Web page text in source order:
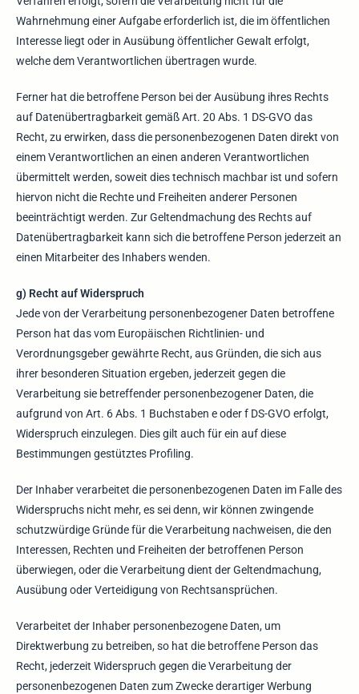
Wahrnehmung einer Aufgabe erforderlich ist, die im öffentlichen
Interesse liegt oder in Ausübung öffentlicher Gewalt erfolgt,
welche dem Verantwortlichen übertragen wurde.
Ferner hat die betroffene Person bei der Ausübung ihres Rechts
auf Datenübertragbarkeit gemäß Art. 20 Abs. 1 DS-GVO das
Recht, zu erwirken, dass die personenbezogenen Daten direkt von
einem Verantwortlichen an einen anderen Verantwortlichen
übermittelt werden, soweit dies technisch machbar ist und sofern
hiervon nicht die Rechte und Freiheiten anderer Personen
beeinträchtigt werden. Zur Geltendmachung des Rechts auf
Datenübertragbarkeit kann sich die betroffene Person jederzeit an
einen Mitarbeiter des Inhabers wenden.
g) Recht auf Widerspruch
Jede von der Verarbeitung personenbezogener Daten betroffene
Person hat das vom Europäischen Richtlinien- und
Verordnungsgeber gewährte Recht, aus Gründen, die sich aus
ihrer besonderen Situation ergeben, jederzeit gegen die
Verarbeitung sie betreffender personenbezogener Daten, die
aufgrund von Art. 6 Abs. 1 Buchstaben e oder f DS-GVO erfolgt,
Widerspruch einzulegen. Dies gilt auch für ein auf diese
Bestimmungen gestütztes Profiling.
Der Inhaber verarbeitet die personenbezogenen Daten im Falle des
Widerspruchs nicht mehr, es sei denn, wir können zwingende
schutzwürdige Gründe für die Verarbeitung nachweisen, die den
Interessen, Rechten und Freiheiten der betroffenen Person
überwiegen, oder die Verarbeitung dient der Geltendmachung,
Ausübung oder Verteidigung von Rechtsansprüchen.
Verarbeitet der Inhaber personenbezogene Daten, um
Direktwerbung zu betreiben, so hat die betroffene Person das
Recht, jederzeit Widerspruch gegen die Verarbeitung der
personenbezogenen Daten zum Zwecke derartiger Werbung